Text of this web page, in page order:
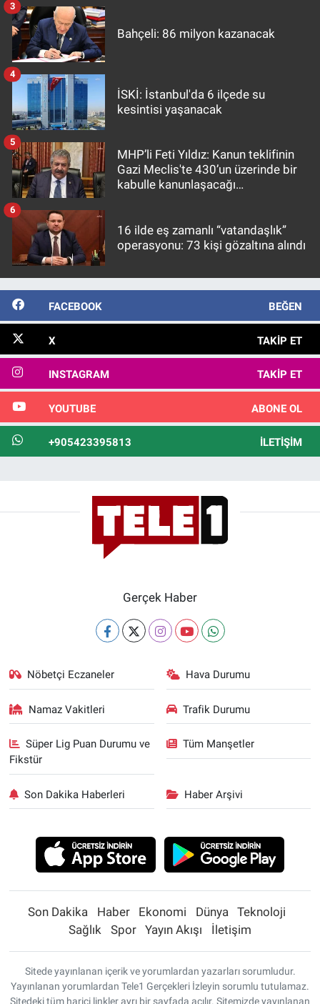
Bahçeli: 86 milyon kazanacak
3
İSKİ: İstanbul'da 6 ilçede su
kesintisi yaşanacak
4
MHP’li Feti Yıldız: Kanun teklifinin
Gazi Meclis'te 430’un üzerinde bir
kabulle kanunlaşacağı
5
16 ilde eş zamanlı “vatandaşlık”
operasyonu: 73 kişi gözaltına alındı
6
FACEBOOK BEĞEN
X TAKIP ET
INSTAGRAM TAKIP ET
YOUTUBE ABONE OL
+905423395813 İLETIŞIM
Gerçek Haber
Nöbetçi Eczaneler Hava Durumu
Namaz Vakitleri Trafik Durumu
Süper Lig Puan Durumu ve
Fikstür
Tüm Manşetler
Son Dakika Haberleri Haber Arşivi
Son Dakika Haber Ekonomi Dünya
Teknoloji
Sağlık
Spor Yayın Akışı İletişim
Sitede yayınlanan içerik ve yorumlardan yazarları sorumludur.
Yayınlanan yorumlardan Tele1 Gerçekleri İzleyin sorumlu tutulamaz.
Sitedeki tüm harici linkler ayrı bir sayfada açılır. Sitemizde yayınlanan